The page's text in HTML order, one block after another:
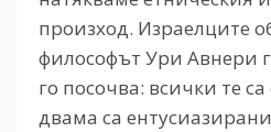
произход. Израелците
философът Ури Авнери
го посочва: всички те
двама са